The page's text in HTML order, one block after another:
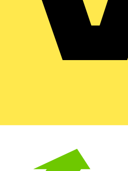
Zutrittskontrollsysteme
und Systeme